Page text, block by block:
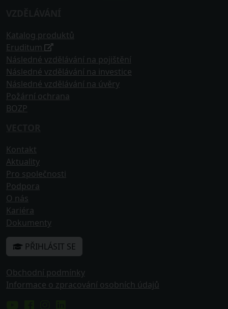
Katalog produktů
Eruditum
Následné vzdělávání na pojištění
Následné vzdělávání na investice
Následné vzdělávání na úvěry
Požární ochrana
BOZP
Kontakt
Aktuality
Pro společnosti
Podpora
O nás
Kariéra
Dokumenty
PŘIHLÁSIT SE
Obchodní podmínky
Informace o zpracování osobních údajů